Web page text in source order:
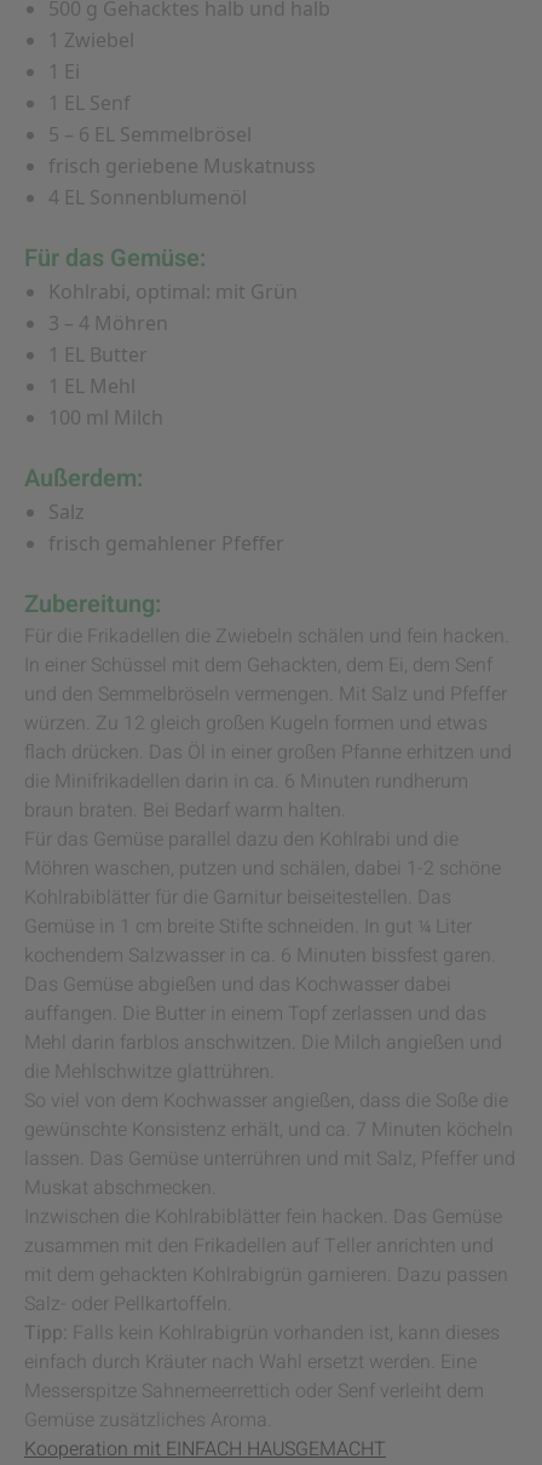
500 g Gehacktes halb und halb
1 Zwiebel
1 Ei
1 EL Senf
5 – 6 EL Semmelbrösel
frisch geriebene Muskatnuss
4 EL Sonnenblumenöl
Für das Gemüse:
Kohlrabi, optimal: mit Grün
3 – 4 Möhren
1 EL Butter
1 EL Mehl
100 ml Milch
Außerdem:
Salz
frisch gemahlener Pfeffer
Zubereitung:
Für die Frikadellen die Zwiebeln schälen und fein hacken.
In einer Schüssel mit dem Gehackten, dem Ei, dem Senf
und den Semmelbröseln vermengen. Mit Salz und Pfeffer
würzen. Zu 12 gleich großen Kugeln formen und etwas
flach drücken. Das Öl in einer großen Pfanne erhitzen und
die Minifrikadellen darin in ca. 6 Minuten rundherum
braun braten. Bei Bedarf warm halten.
Für das Gemüse parallel dazu den Kohlrabi und die
Möhren waschen, putzen und schälen, dabei 1-2 schöne
Kohlrabiblätter für die Garnitur beiseitestellen. Das
Gemüse in 1 cm breite Stifte schneiden. In gut ¼ Liter
kochendem Salzwasser in ca. 6 Minuten bissfest garen.
Das Gemüse abgießen und das Kochwasser dabei
auffangen. Die Butter in einem Topf zerlassen und das
Mehl darin farblos anschwitzen. Die Milch angießen und
die Mehlschwitze glattrühren.
So viel von dem Kochwasser angießen, dass die Soße die
gewünschte Konsistenz erhält, und ca. 7 Minuten köcheln
lassen. Das Gemüse unterrühren und mit Salz, Pfeffer und
Muskat abschmecken.
Inzwischen die Kohlrabiblätter fein hacken. Das Gemüse
zusammen mit den Frikadellen auf Teller anrichten und
mit dem gehackten Kohlrabigrün garnieren. Dazu passen
Salz- oder Pellkartoffeln.
Tipp: Falls kein Kohlrabigrün vorhanden ist, kann dieses
einfach durch Kräuter nach Wahl ersetzt werden. Eine
Messerspitze Sahnemeerrettich oder Senf verleiht dem
Gemüse zusätzliches Aroma.
Kooperation mit EINFACH HAUSGEMACHT